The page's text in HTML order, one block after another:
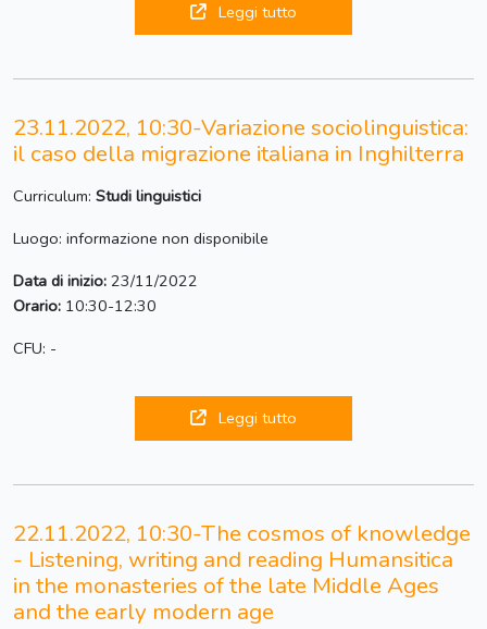
Leggi tutto
23.11.2022, 10:30-Variazione sociolinguistica:
il caso della migrazione italiana in Inghilterra
Curriculum: Studi linguistici
Luogo: informazione non disponibile
Data di inizio: 23/11/2022
Orario: 10:30-12:30
CFU: -
Leggi tutto
22.11.2022, 10:30-The cosmos of knowledge
- Listening, writing and reading Humansitica
in the monasteries of the late Middle Ages
and the early modern age